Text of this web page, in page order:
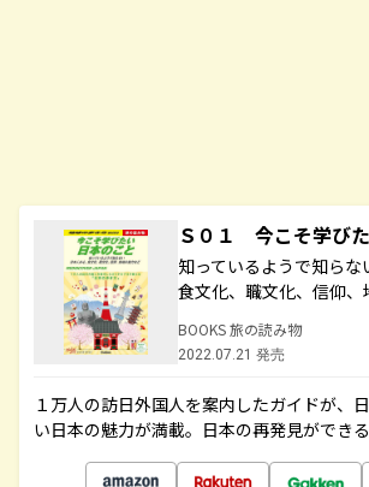
Ｓ０１ 今こそ学び
知っているようで知ら
食文化、職文化、信仰
BOOKS 旅の読み物
2022.07.21 発売
１万人の訪日外国人を案内したガイドが、
い日本の魅力が満載。日本の再発見ができる